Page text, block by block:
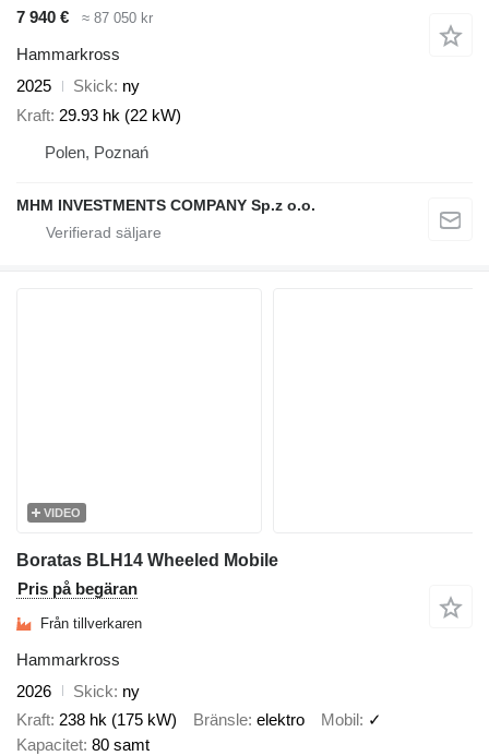
7 940 €
≈ 87 050 kr
Hammarkross
2025
Skick ny
Kraft 29.93 hk (22 kW)
Polen, Poznań
MHM INVESTMENTS COMPANY Sp.z o.o.
VIDEO
Boratas BLH14 Wheeled Mobile
Pris på begäran
Från tillverkaren
Hammarkross
2026
Skick ny
Kraft 238 hk (175 kW) Bränsle elektro Mobil ✓
Kapacitet 80 samt